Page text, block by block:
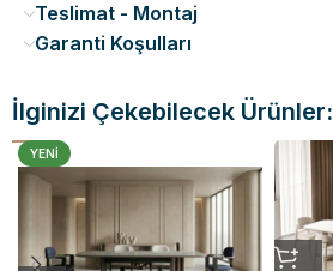
Teslimat - Montaj
Garanti Koşulları
İlginizi Çekebilecek Ürünler:
YENI